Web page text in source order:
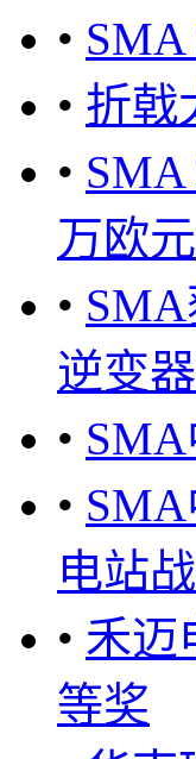
•
• 折戟
•
万欧元
•
逆变
•
•
电站
• 禾迈
等奖